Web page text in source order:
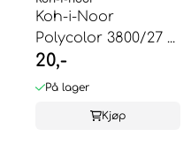
Koh-i-Noor
Polycolor 3800/27 ...
20,-
På lager
Kjøp